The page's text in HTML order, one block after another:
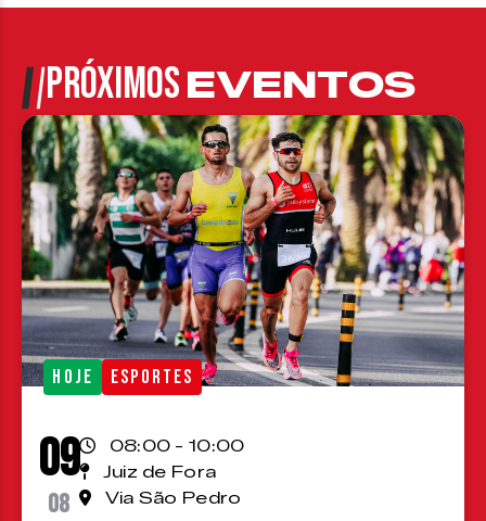
PRÓXIMOSEVENTOS
HOJE ESPORTES
09
08
08:00 - 10:00
Juiz de Fora
Via São Pedro